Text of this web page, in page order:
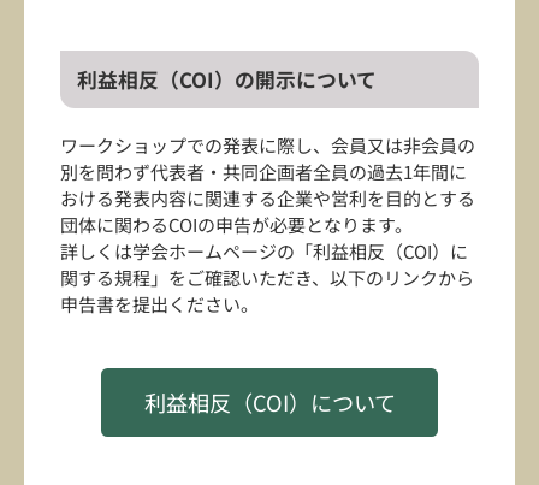
利益相反（COI）の開示について
ワークショップでの発表に際し、会員又は非会員の
別を問わず代表者・共同企画者全員の過去1年間に
おける発表内容に関連する企業や営利を目的とする
団体に関わるCOIの申告が必要となります。
詳しくは学会ホームページの「利益相反（COI）に
関する規程」をご確認いただき、以下のリンクから
申告書を提出ください。
利益相反（COI）について